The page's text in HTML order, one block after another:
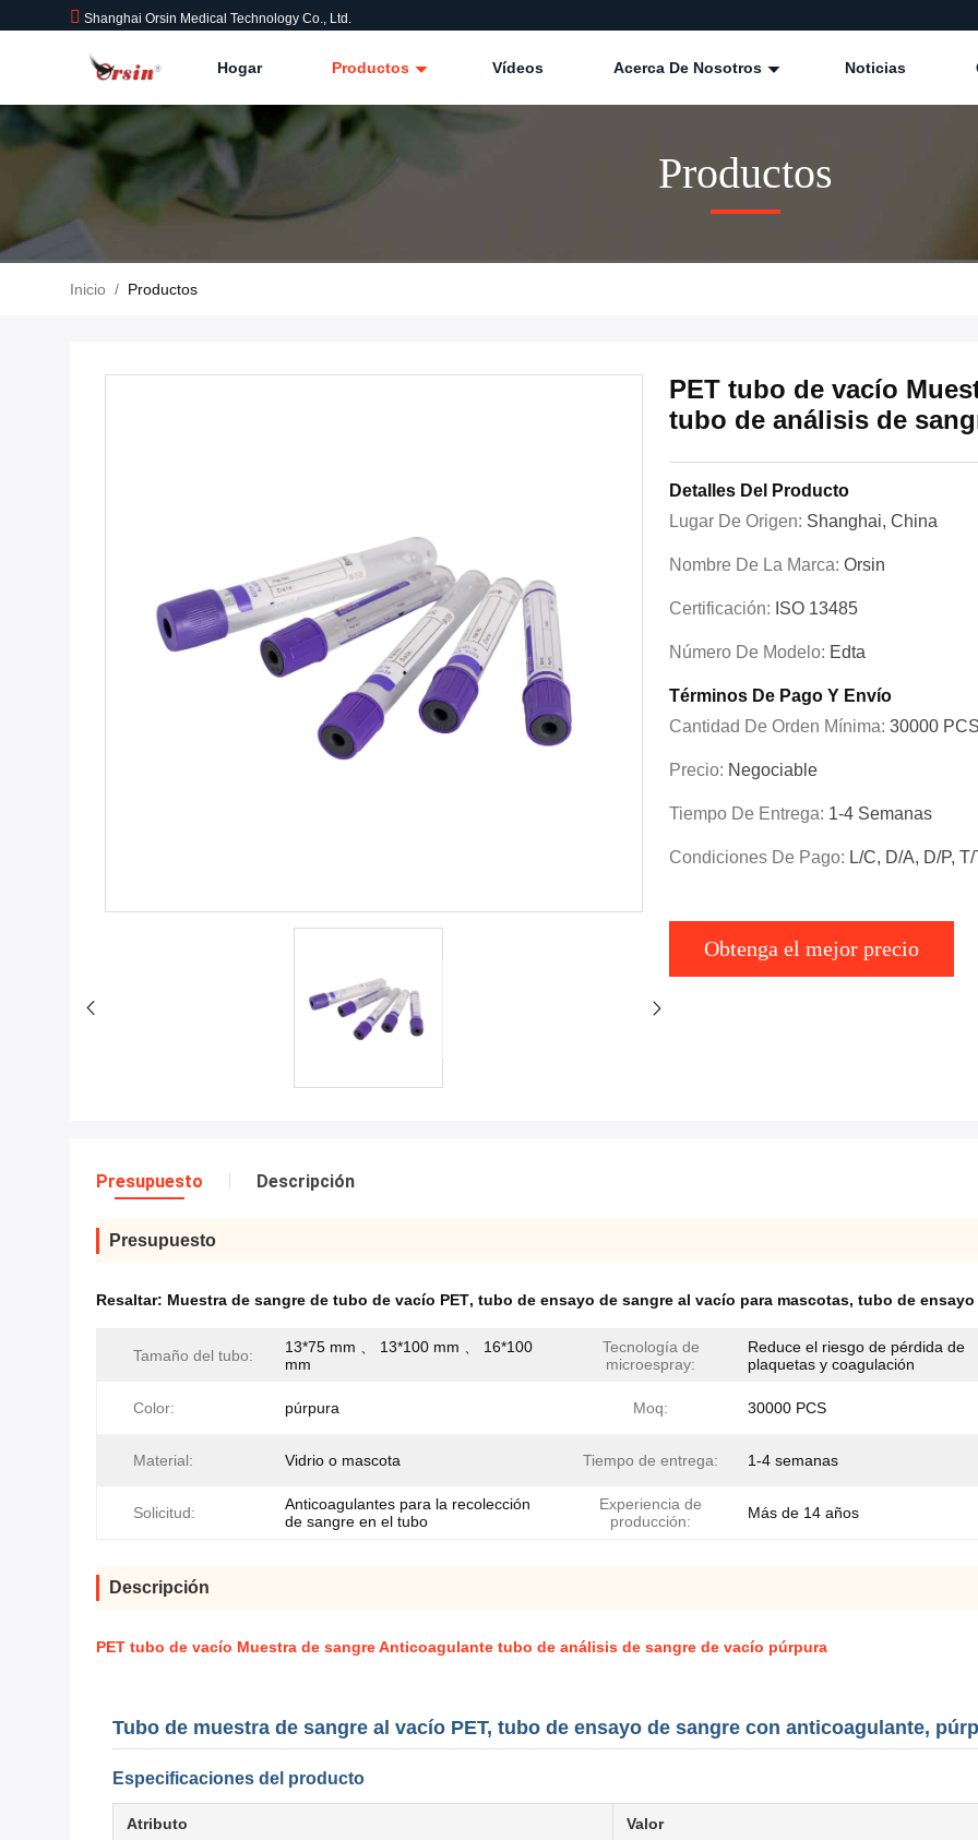
Shanghai Orsin Medical Technology Co., Ltd.
Hogar Productos Vídeos Acerca De Nosotros Noticias
Productos
Inicio / Productos
PET tubo de vacío
tubo de análisis de
Detalles Del Producto
Lugar De Origen: Shanghai, China
Nombre De La Marca: Orsin
Certificación: ISO 13485
Número De Modelo: Edta
Términos De Pago Y Envío
Cantidad De Orden Mínima: 30000 PCS
Precio: Negociable
Tiempo De Entrega: 1-4 Semanas
Condiciones De Pago: L/C, D/A, D/P,
Obtenga el mejor precio
Presupuesto Descripción
Presupuesto
Resaltar: Muestra de sangre de tubo de vacío PET, tubo de ensayo de sangre al vacío para mascotas, tubo de
Tamaño del tubo:
13*75 mm 、 13*100 mm 、 16*100
mm
Tecnología de
microespray:
Reduce el riesgo de pérdida de
plaquetas y coagulación
Color: púrpura Moq: 30000 PCS
Material: Vidrio o mascota Tiempo de entrega: 1-4 semanas
Solicitud:
Anticoagulantes para la recolección
de sangre en el tubo
Experiencia de
producción:
Más de 14 años
Descripción
PET tubo de vacío Muestra de sangre Anticoagulante tubo de análisis de sangre de vacío púrpura
Tubo de muestra de sangre al vacío PET, tubo de ensayo de sangre con anticoagulante,
Especificaciones del producto
Atributo Valor